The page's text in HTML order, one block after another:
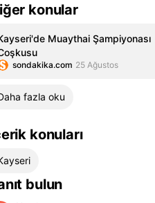
konular
Muaythai Şampiyonası
sondakika.com 25 Ağustos
fazla oku
konuları
bulun